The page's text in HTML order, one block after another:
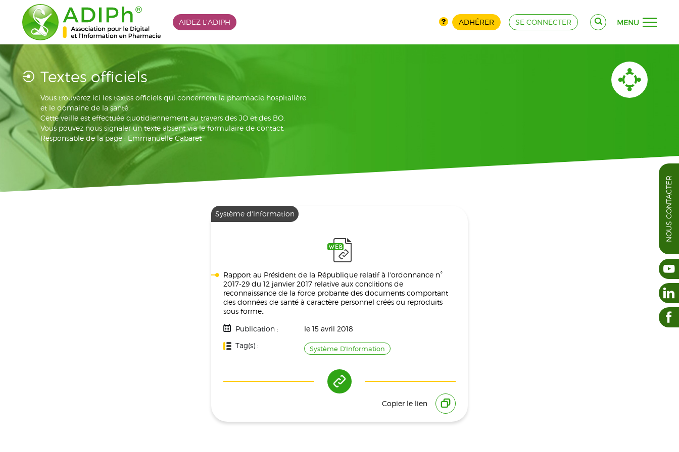
AIDEZ L'ADIPH ADHÉRER SE CONNECTER MENU
Textes officiels
Vous trouverez ici les textes officiels qui concernent la pharmacie hospitalière
et le domaine de la santé.
Cette veille est effectuée quotidiennement au travers des JO et des BO.
Vous pouvez nous signaler un texte absent via le formulaire de contact.
Responsable de la page : Emmanuelle Cabaret
Système d'information
Rapport au Président de la République relatif à l'ordonnance n°
2017-29 du 12 janvier 2017 relative aux conditions de
reconnaissance de la force probante des documents comportant
des données de santé à caractère personnel créés ou reproduits
sous forme..
Publication :
le 15 avril 2018
Tag(s) :
Système D'Information
Copier le lien
NOUS CONTACTER